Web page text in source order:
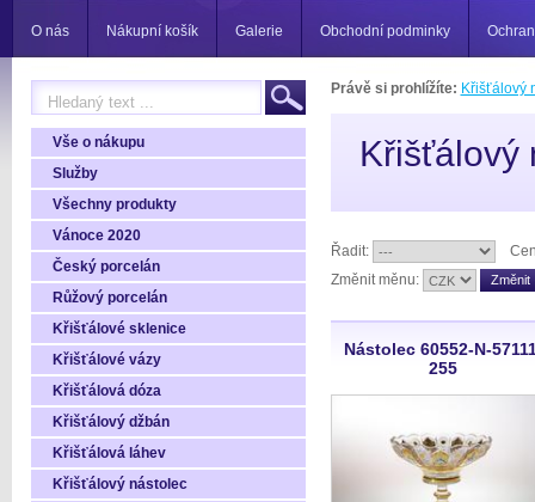
O nás Nákupní košík Galerie Obchodní podminky
Vše o nákupu
Služby
Všechny produkty
Vánoce 2020
Český porcelán
Růžový porcelán
Křišťálové sklenice
Křišťálové vázy
Křišťálová dóza
Křišťálový džbán
Křišťálová láhev
Křišťálový nástolec
Právě si prohlížíte: Křišťálový
Křišťálový
Řadit:
Změnit měnu:
Nástolec 60552-N-
255